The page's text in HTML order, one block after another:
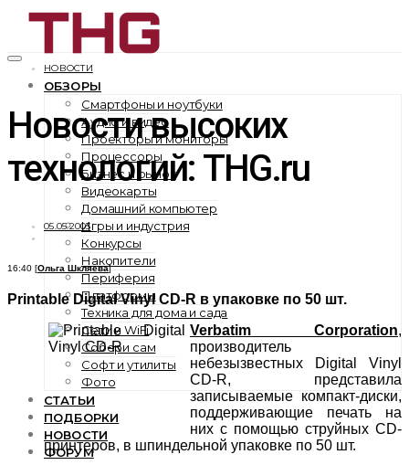
ОБЗОРЫ
Смартфоны и ноутбуки
Аудио и видео
Проекторы и мониторы
Процессоры
Бизнес и рынок
Видеокарты
Домашний компьютер
Игры и индустрия
Конкурсы
Накопители
Периферия
Платформы
Техника для дома и сада
Сети и WiFi
Собери сам
Софт и утилиты
Фото
СТАТЬИ
ПОДБОРКИ
НОВОСТИ
ФОРУМ
НОВОСТИ
Новости высоких
технологий: THG.ru
05.05.2003
16:40 [Ольга Шкляева]
Printable Digital Vinyl CD-R в упаковке по 50 шт.
Verbatim Corporation,
производитель
небезызвестных Digital Vinyl
CD-R, представила
записываемые компакт-диски,
поддерживающие печать на
них с помощью струйных CD-
принтеров, в шпиндельной упаковке по 50 шт.